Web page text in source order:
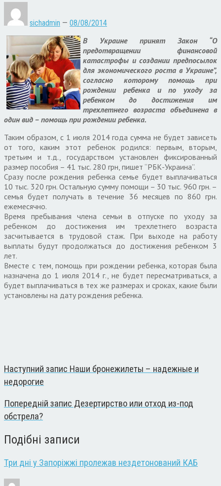
sichadmin — 08/08/2014
В Украине принят Закон “О
предотвращении финансовой
катастрофы и создании предпосылок
для экономического роста в Украине”,
согласно которому помощь при
рождении ребенка и по уходу за
ребенком до достижения им
трехлетнего возраста объединена в
один вид – помощь при рождении ребенка.
Таким образом, с 1 июля 2014 года сумма не будет зависеть
от того, каким этот ребенок родился: первым, вторым,
третьим и т.д., государством установлен фиксированный
размер пособия – 41 тыс. 280 грн, пишет “РБК-Украина”.
Сразу после рождения ребенка семье будет выплачиваться
10 тыс. 320 грн. Остальную сумму помощи – 30 тыс. 960 грн. –
семья будет получать в течение 36 месяцев по 860 грн.
ежемесячно.
Время пребывания члена семьи в отпуске по уходу за
ребенком до достижения им трехлетнего возраста
засчитывается в трудовой стаж. При выходе на работу
выплаты будут продолжаться до достижения ребенком 3
лет.
Вместе с тем, помощь при рождении ребенка, которая была
назначена до 1 июля 2014 г., не будет пересматриваться, а
будет выплачиваться в тех же размерах и сроках, какие были
установлены на дату рождения ребенка.
Наступний запис Наши бронежилеты – надежные и
недорогие
Попередній запис Дезертирство или отход из-под
обстрела?
Подібні записи
Три дні у Запоріжжі пролежав нездетонований КАБ